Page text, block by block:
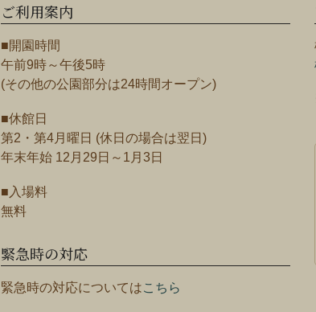
ご利用案内
■開園時間
午前9時～午後5時
(その他の公園部分は24時間オープン)
■休館日
第2・第4月曜日 (休日の場合は翌日)
年末年始 12月29日～1月3日
■入場料
無料
緊急時の対応
緊急時の対応についてはこちら